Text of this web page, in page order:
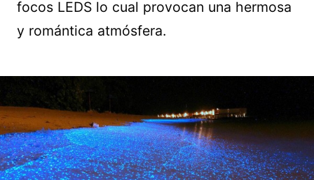
focos LEDS lo cual provocan una hermosa
y romántica atmósfera.